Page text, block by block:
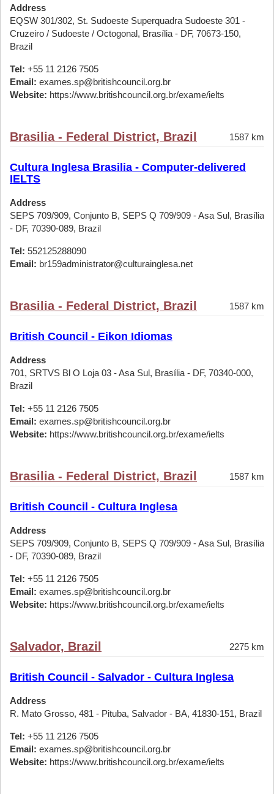
Address
EQSW 301/302, St. Sudoeste Superquadra Sudoeste 301 -
Cruzeiro / Sudoeste / Octogonal, Brasília - DF, 70673-150,
Brazil
Tel: +55 11 2126 7505
Email: exames.sp@britishcouncil.org.br
Website: https://www.britishcouncil.org.br/exame/ielts
Brasilia - Federal District, Brazil 1587 km
Cultura Inglesa Brasilia - Computer-delivered
IELTS
Address
SEPS 709/909, Conjunto B, SEPS Q 709/909 - Asa Sul, Brasília
- DF, 70390-089, Brazil
Tel: 552125288090
Email: br159administrator@culturainglesa.net
Brasilia - Federal District, Brazil 1587 km
British Council - Eikon Idiomas
Address
701, SRTVS Bl O Loja 03 - Asa Sul, Brasília - DF, 70340-000,
Brazil
Tel: +55 11 2126 7505
Email: exames.sp@britishcouncil.org.br
Website: https://www.britishcouncil.org.br/exame/ielts
Brasilia - Federal District, Brazil 1587 km
British Council - Cultura Inglesa
Address
SEPS 709/909, Conjunto B, SEPS Q 709/909 - Asa Sul, Brasília
- DF, 70390-089, Brazil
Tel: +55 11 2126 7505
Email: exames.sp@britishcouncil.org.br
Website: https://www.britishcouncil.org.br/exame/ielts
Salvador, Brazil 2275 km
British Council - Salvador - Cultura Inglesa
Address
R. Mato Grosso, 481 - Pituba, Salvador - BA, 41830-151, Brazil
Tel: +55 11 2126 7505
Email: exames.sp@britishcouncil.org.br
Website: https://www.britishcouncil.org.br/exame/ielts